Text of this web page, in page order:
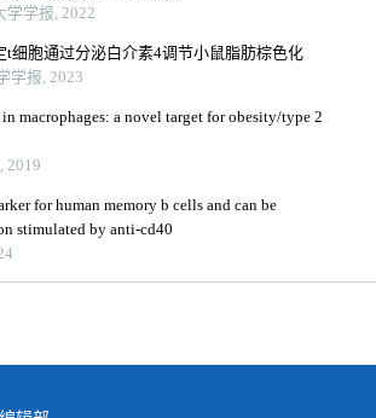
学学报, 2022
t细胞通过分泌白介素4调节小鼠脂肪棕色化
学报, 2023
macrophages: a novel target for obesity/type 2
2019
for human memory b cells and can be
stimulated by anti-cd40